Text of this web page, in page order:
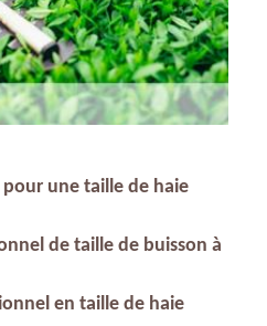
une taille de haie
de taille de buisson à
en taille de haie